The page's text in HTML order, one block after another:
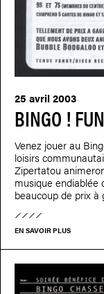
BINGO !
25 avril 2003
Venez jouer au
loisirs
Zipertatou
musique endiablée
beaucoup de prix à
EN SAVOIR PLUS